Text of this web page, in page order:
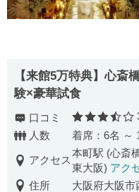
【来館5万特典】心
験×豪華試食
口コミ
人数
着席：6名 ～
アクセス
本町駅 (心斎
東大阪) アク
住所
大阪府大阪市